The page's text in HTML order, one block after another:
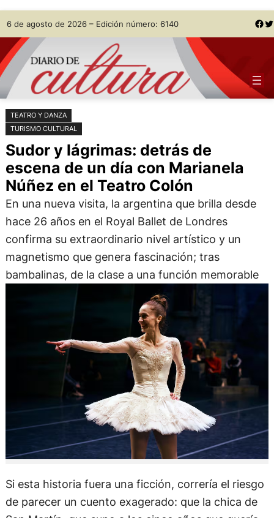
Saltar
al
contenido
Skip
to
content
6 de agosto de 2026 – Edición número: 6140 Facebook Twitter
TEATRO Y DANZA
TURISMO CULTURAL
Sudor y lágrimas: detrás de
escena de un día con Marianela
Núñez en el Teatro Colón
En una nueva visita, la argentina que brilla desde
hace 26 años en el Royal Ballet de Londres
confirma su extraordinario nivel artístico y un
magnetismo que genera fascinación; tras
bambalinas, de la clase a una función memorable
Si esta historia fuera una ficción, correría el riesgo
de parecer un cuento exagerado: que la chica de